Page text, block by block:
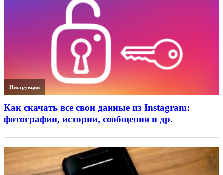
Инструкции
Как скачать все свои данные из Instagram:
фотографии, истории, сообщения и др.